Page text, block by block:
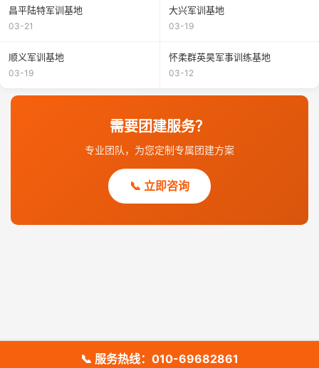
📞 服务热线：010-69682861
昌平陆特军训基地
03-21
大兴军训基地
03-19
顺义军训基地
03-19
怀柔群英昊军事训练基地
03-12
需要团建服务？
专业团队，为您定制专属团建方案
📞 立即咨询